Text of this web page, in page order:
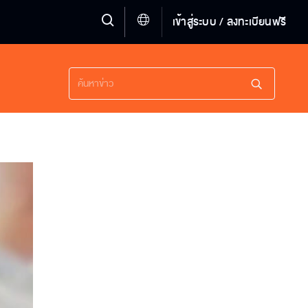
เข้าสู่ระบบ / ลงทะเบียนฟรี